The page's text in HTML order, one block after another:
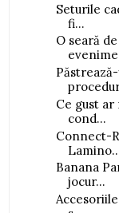
Seturile
fi...
O seară
Ce gust ar
cond...
Connect-
Banana
jocur...